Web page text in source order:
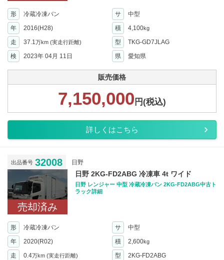
形 冷蔵冷凍バン サ
中型
年
2016(H28) 積 4,100kg
走 37.1万km (実走行距離) 型
TKG-GD7JLAG
検
2023年 04月 11日 県 愛知県
販売価格
7,150,000 円(税込)
詳しくはこちら
出品番号 32008 日野
売却済み
日野 2KG-FD2ABG 冷凍車 4t ワイド
日野 レンジャー 中型 冷蔵冷凍バン 2KG-FD2ABG中古ト
ラック詳細
形 冷蔵冷凍バン サ
中型
年
2020(R02) 積 2,600kg
走 0.4万km (実走行距離) 型
2KG-FD2ABG